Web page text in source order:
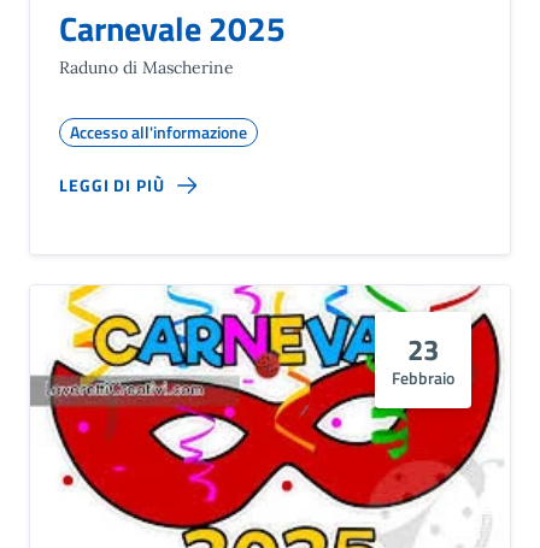
Carnevale 2025
Raduno di Mascherine
Accesso all'informazione
LEGGI DI PIÙ
23
Febbraio